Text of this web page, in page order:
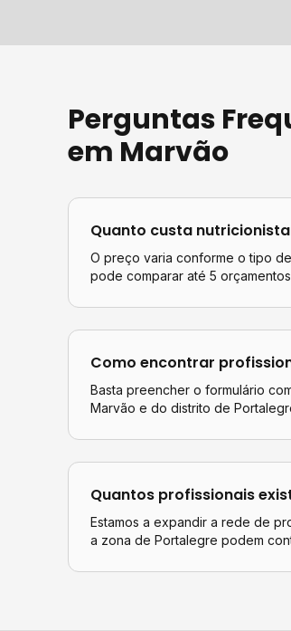
Perguntas
em Marvão
Quanto custa nutricionista
O preço varia conforme o tipo
pode comparar até 5
Como encontrar
Basta preencher o formulário
Marvão e do distrito de
Quantos profissionais
Estamos a expandir a rede de
a zona de Portalegre podem